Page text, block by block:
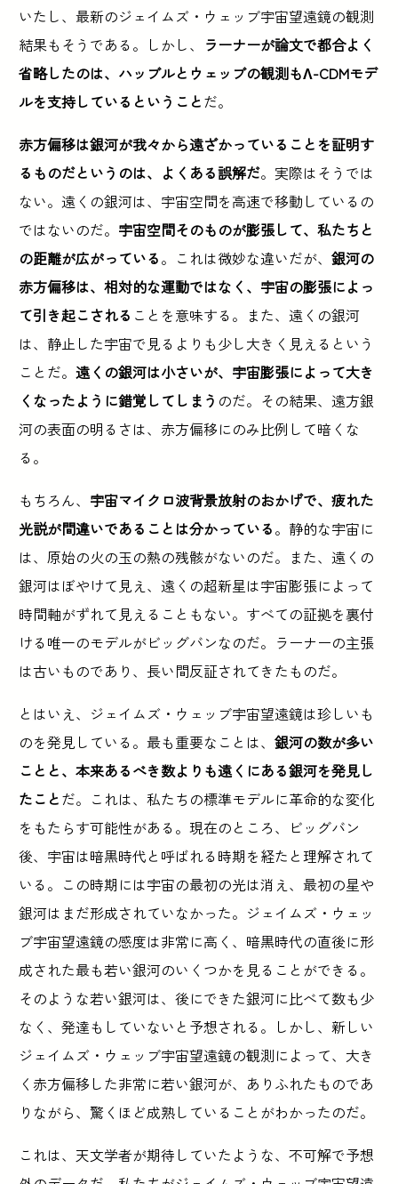
いたし、最新のジェイムズ・ウェッブ宇宙望遠鏡の観測
結果もそうである。しかし、 ラーナーが論文で都合よく
省略したのは、ハッブルとウェッブの観測もΛ-CDMモデ
ルを支持しているということだ。
赤方偏移は銀河が我々から遠ざかっていることを証明す
るものだというのは、よくある誤解だ。実際はそうでは
ない。遠くの銀河は、宇宙空間を高速で移動しているの
ではないのだ。 宇宙空間そのものが膨張して、私たちと
の距離が広がっている。これは微妙な違いだが、銀河の
赤方偏移は、相対的な運動ではなく、宇宙の膨張によっ
て引き起こされる ことを意味する。また、遠くの銀河
は、静止した宇宙で見るよりも少し大きく見えるという
ことだ。遠くの銀河は小さいが、宇宙膨張によって大き
くなったように錯覚してしまう のだ。その結果、遠方銀
河の表面の明るさは、赤方偏移にのみ比例して暗くな
る。
もちろん、 宇宙マイクロ波背景放射のおかげで、疲れた
光説が間違いであることは分かっている。静的な宇宙に
は、原始の火の玉の熱の残骸がないのだ。また、遠くの
銀河はぼやけて見え、遠くの超新星は宇宙膨張によって
時間軸がずれて見えることもない。すべての証拠を裏付
ける唯一のモデルがビッグバンなのだ。ラーナーの主張
は古いものであり、長い間反証されてきたものだ。
とはいえ、ジェイムズ・ウェッブ宇宙望遠鏡は珍しいも
のを発見している。最も重要なことは、銀河の数が多い
ことと、本来あるべき数よりも遠くにある銀河を発見し
たことだ。これは、私たちの標準モデルに革命的な変化
をもたらす可能性がある。現在のところ、ビッグバン
後、宇宙は暗黒時代と呼ばれる時期を経たと理解されて
いる。この時期には宇宙の最初の光は消え、最初の星や
銀河はまだ形成されていなかった。ジェイムズ・ウェッ
ブ宇宙望遠鏡の感度は非常に高く、暗黒時代の直後に形
成された最も若い銀河のいくつかを見ることができる。
そのような若い銀河は、後にできた銀河に比べて数も少
なく、発達もしていないと予想される。しかし、新しい
ジェイムズ・ウェッブ宇宙望遠鏡の観測によって、大き
く赤方偏移した非常に若い銀河が、ありふれたものであ
りながら、驚くほど成熟していることがわかったのだ。
これは、天文学者が期待していたような、不可解で予想